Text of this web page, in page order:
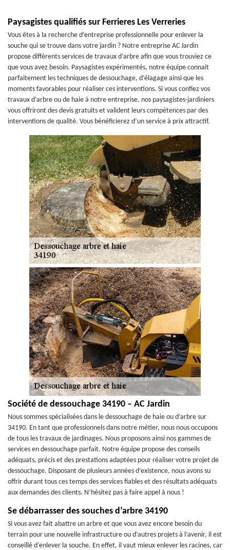
Paysagistes qualifiés sur Ferrieres Les Verreries
Vous êtes à la recherche d’entreprise professionnelle pour enlever la
souche qui se trouve dans votre jardin ? Notre entreprise AC Jardin
propose différents services de travaux d’arbre afin que vous trouviez ce
que vous avez besoin. Paysagistes expérimentés, notre équipe connait
parfaitement les techniques de dessouchage, d’élagage ainsi que les
moments favorables pour réaliser ces interventions. Si vous confiez vos
travaux d’arbre ou de haie à notre entreprise, nos paysagistes-jardiniers
vous offriront des devis gratuits et valident leurs compétences par des
interventions de qualité. Vous bénéficierez d’un service à prix attractif.
Société de dessouchage 34190 – AC Jardin
Nous sommes spécialisées dans le dessouchage de haie ou d’arbre sur
34190. En tant que professionnels dans notre métier, nous nous occupons
de tous les travaux de jardinages. Nous proposons ainsi nos gammes de
services en dessouchage parfait. Notre équipe propose des conseils
adéquats, précis et des prestations adaptées pour réaliser votre projet de
dessouchage. Disposant de plusieurs années d’existence, nous avons su
offrir durant tous ces temps des services fiables et des résultats adéquats
aux demandes des clients. N’hésitez pas à faire appel à nous !
Se débarrasser des souches d’arbre 34190
Si vous avez fait abattre un arbre et que vous avez encore besoin du
terrain pour une nouvelle infrastructure ou d’autres projets à l’avenir, il est
conseillé d’enlever la souche. En effet, il vaut mieux enlever les racines, car